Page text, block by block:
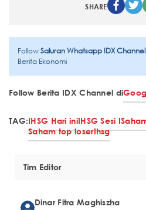
SHARE
FollowSaluran Whatsapp IDX Channel
Berita Ekonomi
Follow Berita IDX Channel di
TAG:IHSG Hari iniIHSG Sesi I
Saham top loserIhsg
Tim Editor
Dinar Fitra Maghiszha